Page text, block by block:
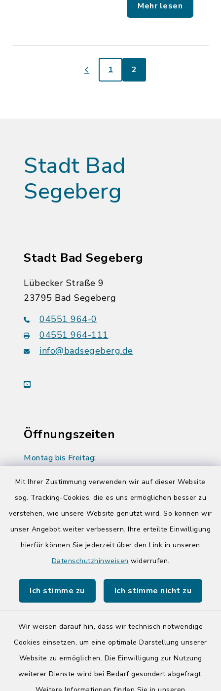
Mit Ihrer Zustimmung verwenden wir auf dieser Website
sog. Tracking-Cookies, die es uns ermöglichen besser zu
verstehen, wie unsere Website genutzt wird. So können wir
unser Angebot weiter verbessern. Ihre erteilte Einwilligung
hierfür können Sie jederzeit über den Link in unseren
Datenschutzhinweisen widerrufen.
Ich stimme zu Ich stimme nicht zu
Wir weisen darauf hin, dass wir technisch notwendige
Cookies einsetzen, um eine optimale Darstellung unserer
Website zu ermöglichen. Die Einwilligung zur Nutzung
weiterer Dienste wird bei Bedarf gesondert abgefragt.
Mehr lesen
1 2
Stadt Bad
Segeberg
Stadt Bad Segeberg
Lübecker Straße 9
23795 Bad Segeberg
04551 964-0
04551 964-111
info@badsegeberg.de
youtube
Öffnungszeiten
Montag bis Freitag:
Donnerstag zusätzlich:
14:00-17:00 Uhr
Quicklinks
Tourist-Info der Stadt Bad Segeberg